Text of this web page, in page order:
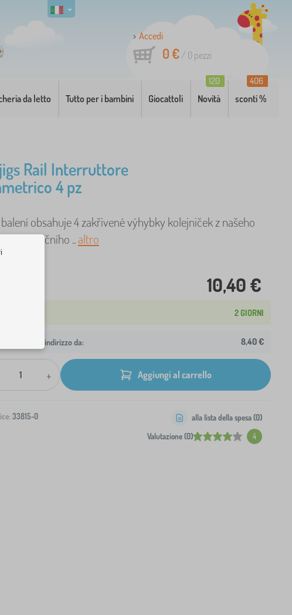
Accedi
0 €/ 0 pezzi
da letto Tutto per i bambini Giocattoli Novità
120
sconti %
406
Rail Interruttore
4 pz
obsahuje 4 zakřivené výhybky kolejniček z našeho
železničního ..altro
10,40 €
2 GIORNI
al tuo indirizzo da: 8,40 €
+ Aggiungi al carrello
33815-0
Valutazione (0) 4
alla lista della spesa (0)